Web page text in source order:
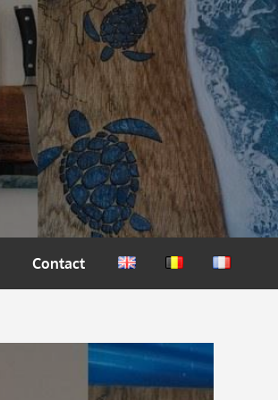
Contact
EnglishNederlandsFrançais